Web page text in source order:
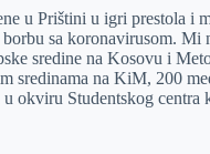
u Prištini u igri prestola i
sa koronavirusom.
sredine na Kosovu i
sredinama na KiM, 200
okviru Studentskog centra